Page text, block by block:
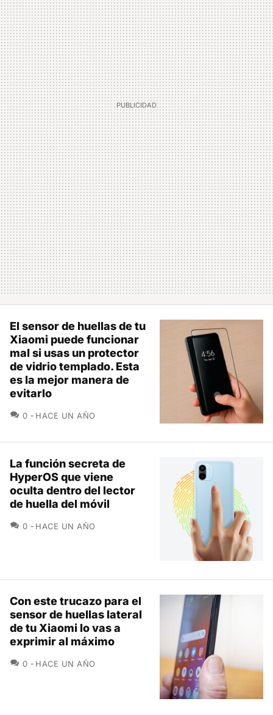
El sensor de huellas de tu
Xiaomi puede funcionar
mal si usas un protector
de vidrio templado. Esta
es la mejor manera de
evitarlo
0 COMENTARIOS
HACE UN AÑO
La función secreta de
HyperOS que viene
oculta dentro del lector
de huella del móvil
0 COMENTARIOS
HACE UN AÑO
Con este trucazo para el
sensor de huellas lateral
de tu Xiaomi lo vas a
exprimir al máximo
0 COMENTARIOS
HACE UN AÑO